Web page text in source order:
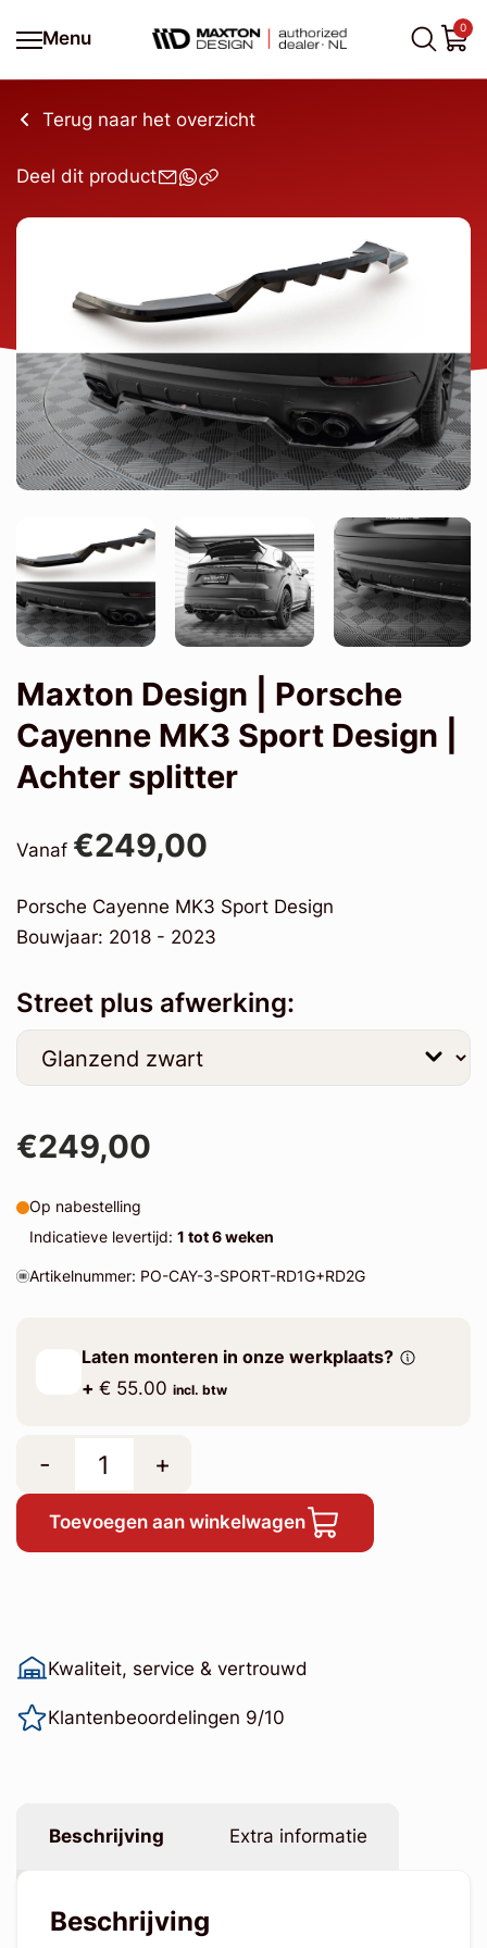
Menu
0
Terug naar het overzicht
Deel dit product
Maxton Design | Porsche
Cayenne MK3 Sport Design |
Achter splitter
Vanaf €249,00
Porsche Cayenne MK3 Sport Design
Bouwjaar: 2018 - 2023
Street plus afwerking:
€249,00
Op nabestelling
Indicatieve levertijd: 1 tot 6 weken
Artikelnummer: PO-CAY-3-SPORT-RD1G+RD2G
Laten monteren in onze werkplaats?
+ € 55.00 incl. btw
- +
Toevoegen aan winkelwagen
Kwaliteit, service & vertrouwd
Klantenbeoordelingen 9/10
Beschrijving Extra informatie
Beschrijving